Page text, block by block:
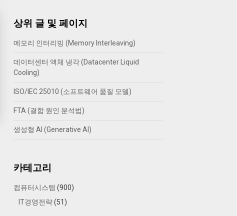
상위 글 및 페이지
메모리 인터리빙 (Memory Interleaving)
데이터센터 액체 냉각 (Datacenter Liquid
Cooling)
ISO/IEC 25010 (소프트웨어 품질 모델)
FTA (결함 원인 분석법)
생성형 AI (Generative AI)
카테고리
컴퓨터시스템 (900)
IT경영전략(51)